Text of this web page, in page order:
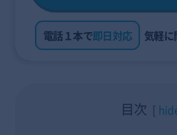
電話１本で即日対応 気軽に
目次